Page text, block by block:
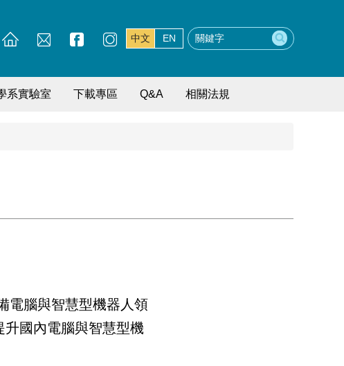
中文 EN
系實驗室 下載專區 Q&A 相關法規
電腦與智慧型機器人領
國內電腦與智慧型機